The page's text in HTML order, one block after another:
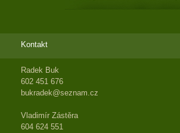
Kontakt
Radek Buk
602 451 676
bukradek@seznam.cz
Vladimír Zástěra
604 624 551